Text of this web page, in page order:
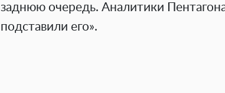
заднюю очередь. Аналитики
подставили его».